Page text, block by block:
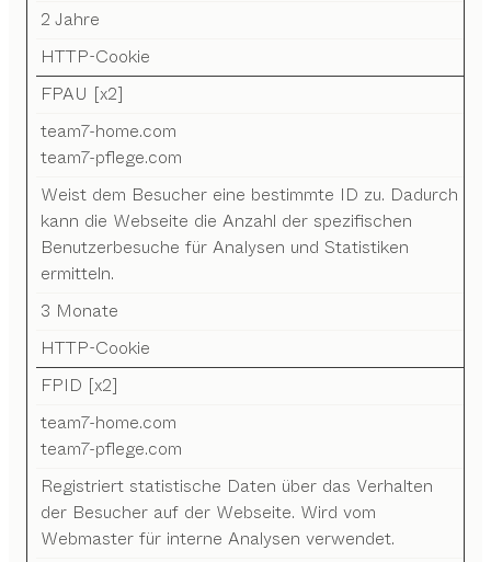
2 Jahre
HTTP-Cookie
FPAU [x2]
team7-home.com
team7-pflege.com
Weist dem Besucher eine bestimmte ID zu. Dadurch
kann die Webseite die Anzahl der spezifischen
Benutzerbesuche für Analysen und Statistiken
ermitteln.
3 Monate
HTTP-Cookie
FPID [x2]
team7-home.com
team7-pflege.com
Registriert statistische Daten über das Verhalten
der Besucher auf der Webseite. Wird vom
Webmaster für interne Analysen verwendet.